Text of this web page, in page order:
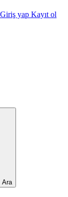
Giriş yap Kayıt ol
Ara